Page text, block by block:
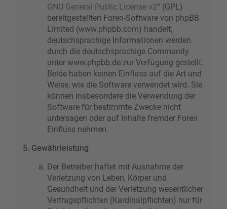
GNU General Public License v2“ (GPL)
bereitgestellten Foren-Software von phpBB
Limited (www.phpbb.com) handelt;
deutschsprachige Informationen werden
durch die deutschsprachige Community
unter www.phpbb.de zur Verfügung gestellt.
Beide haben keinen Einfluss auf die Art und
Weise, wie die Software verwendet wird. Sie
können insbesondere die Verwendung der
Software für bestimmte Zwecke nicht
untersagen oder auf Inhalte fremder Foren
Einfluss nehmen.
5. Gewährleistung
Der Betreiber haftet mit Ausnahme der
Verletzung von Leben, Körper und
Gesundheit und der Verletzung wesentlicher
Vertragspflichten (Kardinalpflichten) nur für